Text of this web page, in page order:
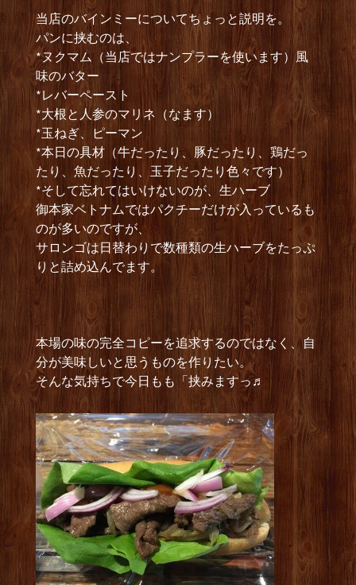
当店のバインミーについてちょっと説明を。
パンに挟むのは、
*ヌクマム（当店ではナンプラーを使います）風
味のバター
*レバーペースト
*大根と人参のマリネ（なます）
*玉ねぎ、ピーマン
*本日の具材（牛だったり、豚だったり、鶏だっ
たり、魚だったり、玉子だったり色々です）
*そして忘れてはいけないのが、生ハーブ
御本家ベトナムではパクチーだけが入っているも
のが多いのですが、
サロンゴは日替わりで数種類の生ハーブをたっぷ
りと詰め込んでます。
本場の味の完全コピーを追求するのではなく、自
分が美味しいと思うものを作りたい。
そんな気持ちで今日もも「挟みますっ♬